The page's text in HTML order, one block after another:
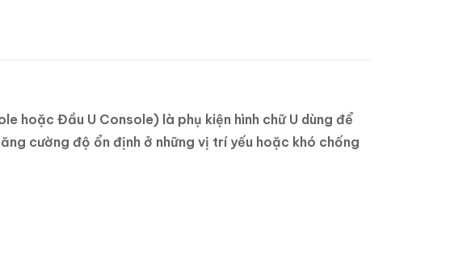
hoặc Đầu U Console) là phụ kiện hình chữ U dùng để
cường độ ổn định ở những vị trí yếu hoặc khó chống